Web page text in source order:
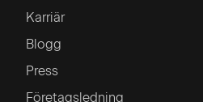
Karriär
Blogg
Press
Företagsledning